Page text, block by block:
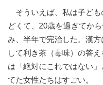
そういえば、私は子ども
どくて、20歳を過ぎてか
み、半年で完治した。漢
して利き茶（毒味）の答
は「絶対にこれではない
てた女性たちはすごい。